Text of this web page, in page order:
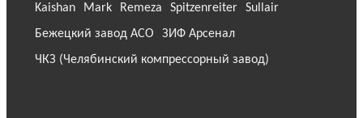
Kaishan
Mark Remeza Spitzenreiter
Sullair
Бежецкий завод АСО
ЗИФ Арсенал
ЧКЗ (Челябинский компрессорный завод)